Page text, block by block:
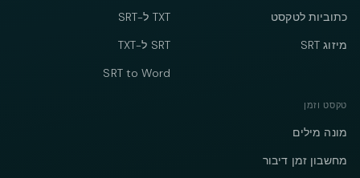
כתוביות לטקסט
מיזוג SRT
TXT ל-SRT
SRT ל-TXT
SRT to Word
טקסט וזמן
מונה מילים
מחשבון זמן דיבור